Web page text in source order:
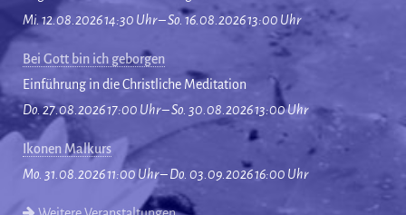
Mi. 12.08.2026 14:30 Uhr – So. 16.08.2026 13:00 Uhr
Bei Gott bin ich geborgen
Einführung in die Christliche Meditation
Do. 27.08.2026 17:00 Uhr – So. 30.08.2026 13:00 Uhr
Ikonen Malkurs
Mo. 31.08.2026 11:00 Uhr – Do. 03.09.2026 16:00 Uhr